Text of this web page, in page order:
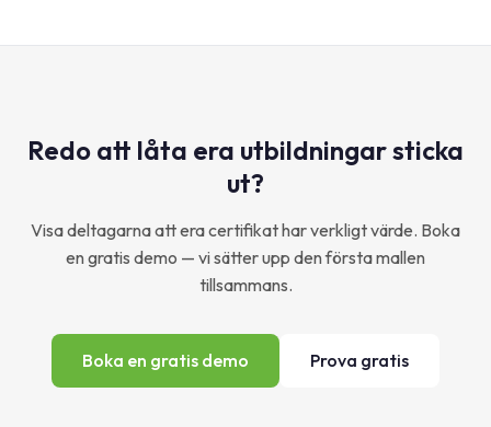
Redo att låta era utbildningar sticka
ut?
Visa deltagarna att era certifikat har verkligt värde. Boka
en gratis demo — vi sätter upp den första mallen
tillsammans.
Boka en gratis demo Prova gratis